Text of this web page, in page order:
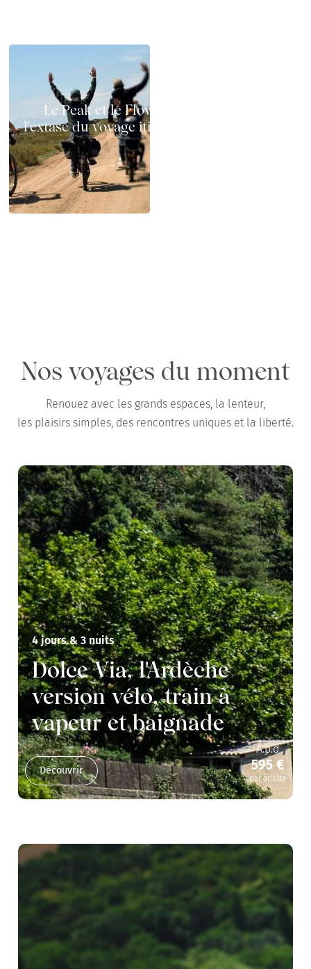
Le Peak et le Flow à vélo électrique :
l'extase du voyage itinérant sur deux roues
Nos voyages du moment
Renouez avec les grands espaces, la lenteur,
les plaisirs simples, des rencontres uniques et la liberté.
4 jours & 3 nuits
Dolce Via, l'Ardèche
version vélo, train à
vapeur et baignade
Découvrir
A.p.d
595 €
par adulte